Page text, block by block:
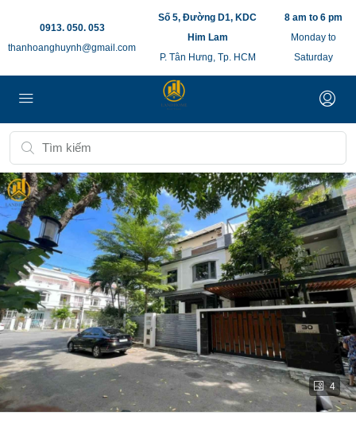
0913. 050. 053
thanhoanghuynh@gmail.com
Số 5, Đường D1, KDC
Him Lam
P. Tân Hưng, Tp. HCM
8 am to 6 pm
Monday to
Saturday
4